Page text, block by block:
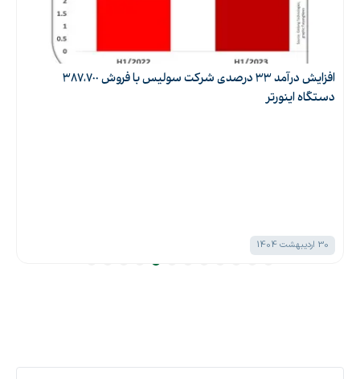
افزایش درآمد 33 درصدی شرکت سولیس با فروش 387،700
دستگاه اینورتر
30 اردیبهشت 1404